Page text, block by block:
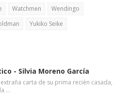
Watchmen
Wendingo
Yukiko Seike
- Silvia Moreno García
carta de su prima recién casada,
…